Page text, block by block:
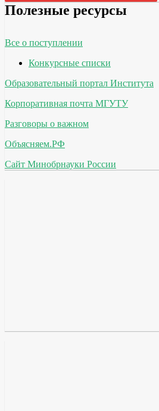
Полезные ресурсы
Все о поступлении
Конкурсные списки
Образовательный портал Института
Корпоративная почта МГУТУ
Разговоры о важном
Объясняем.РФ
Сайт Минобрнауки России